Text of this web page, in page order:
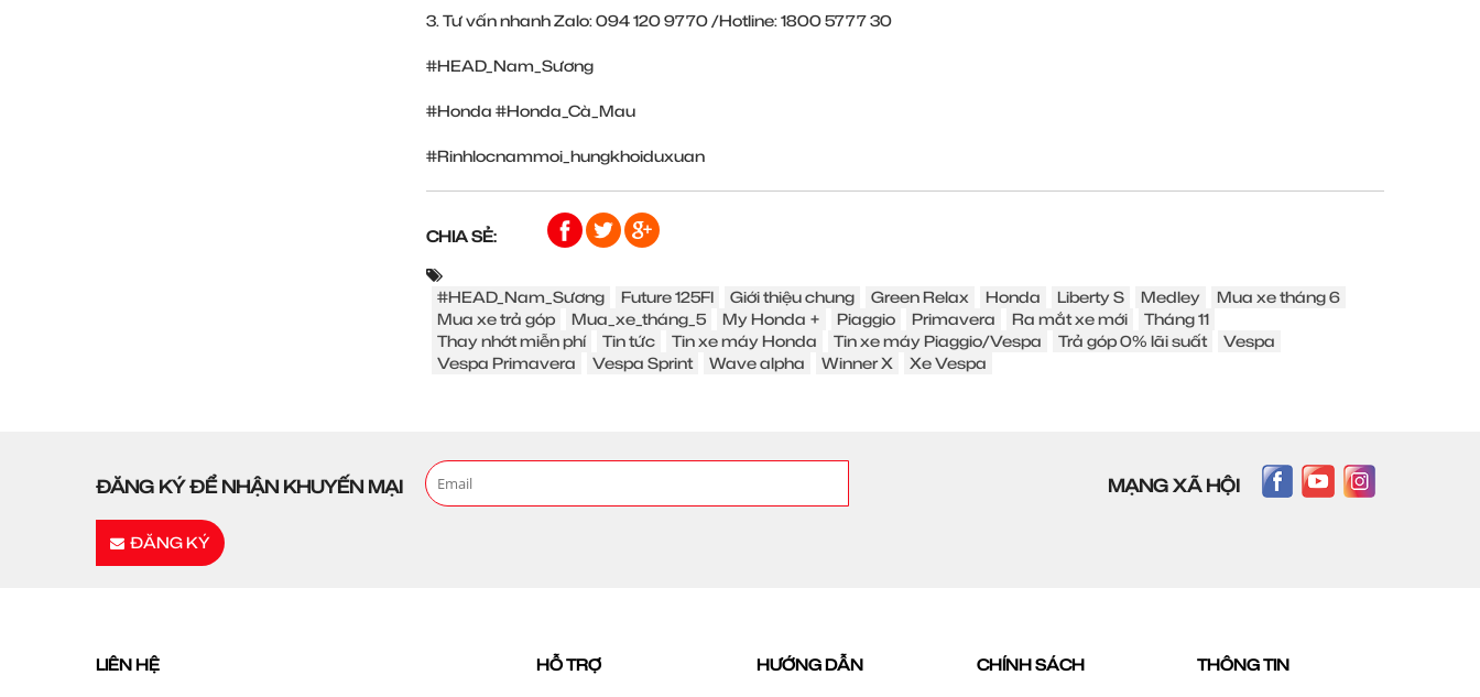
3. Tư vấn nhanh Zalo: 094 120 9770 /Hotline: 1800 5777 30
#HEAD_Nam_Sương
#Honda #Honda_Cà_Mau
#Rinhlocnammoi_hungkhoiduxuan
CHIA SẺ:
#HEAD_Nam_Sương Future 125FI Giới thiệu chung Green Relax Honda Liberty S Medley
Mua xe tháng 6
Mua xe trả góp
Mua_xe_tháng_5 My Honda + Piaggio Primavera Ra mắt xe mới
Tháng 11
Thay nhớt miễn phí
Tin tức Tin xe máy Honda Tin xe máy Piaggio/Vespa Trả góp 0% lãi suất
Vespa
Vespa Primavera
Vespa Sprint Wave alpha Winner X Xe Vespa
ĐĂNG KÝ ĐỂ NHẬN KHUYẾN MẠI
ĐĂNG KÝ
MẠNG XÃ HỘI
LIÊN HỆ HỖ TRỢ HƯỚNG DẪN CHÍNH SÁCH THÔNG TIN